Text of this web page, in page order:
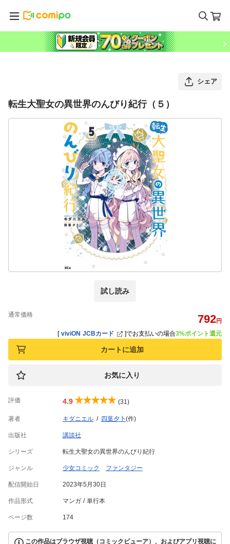
シェア
転生大聖女の異世界のんびり紀行（５）
試し読み
通常価格 792円
[ viviON JCBカード ]でお支払いの場合3%ポイント還元
カートに追加
お気に入り
評価 4.9 (31)
著者 キダニエル 四葉夕卜(作)
出版社 講談社
シリーズ 転生大聖女の異世界のんびり紀行
ジャンル 少女コミック ファンタジー
配信開始日 2023年5月30日
作品形式 マンガ 単行本
ページ数 174
この作品はブラウザ視聴（コミックビューア）、およびアプリ視聴に